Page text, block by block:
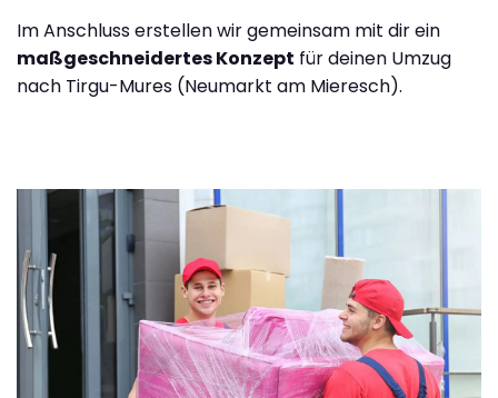
Im Anschluss erstellen wir gemeinsam mit dir ein
maßgeschneidertes Konzept für deinen Umzug
nach Tirgu-Mures (Neumarkt am Mieresch).